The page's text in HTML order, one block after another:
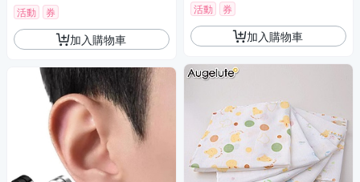
活動 券
加入購物車
活動 券
加入購物車